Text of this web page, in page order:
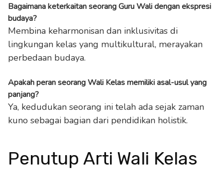
Bagaimana keterkaitan seorang Guru Wali dengan ekspresi
budaya?
Membina keharmonisan dan inklusivitas di
lingkungan kelas yang multikultural, merayakan
perbedaan budaya.
Apakah peran seorang Wali Kelas memiliki asal-usul yang
panjang?
Ya, kedudukan seorang ini telah ada sejak zaman
kuno sebagai bagian dari pendidikan holistik.
Penutup Arti Wali Kelas